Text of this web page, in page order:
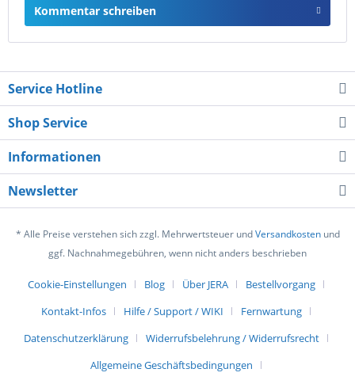
Kommentar schreiben
Service Hotline
Shop Service
Informationen
Newsletter
* Alle Preise verstehen sich zzgl. Mehrwertsteuer undVersandkostenund
ggf. Nachnahmegebühren, wenn nicht anders beschrieben
Cookie-Einstellungen Blog Über JERA
Bestellvorgang
Kontakt-Infos
Hilfe / Support / WIKI
Fernwartung
Datenschutzerklärung
Widerrufsbelehrung / Widerrufsrecht
Allgemeine Geschäftsbedingungen